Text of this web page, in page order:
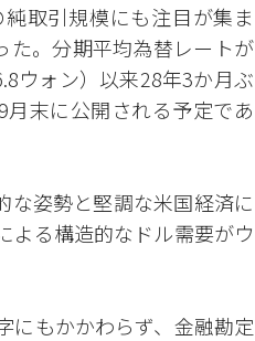
取引規模にも注目が集ま
た。分期平均為替レートが
ウォン）以来28年3か月ぶ
末に公開される予定であ
な姿勢と堅調な米国経済に
よる構造的なドル需要がウ
にもかかわらず、金融勘定